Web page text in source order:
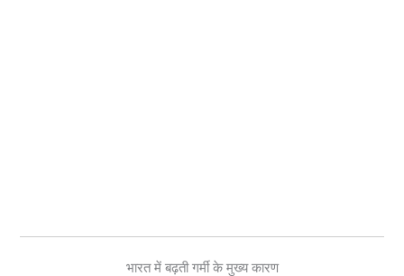
भारत में बढ़ती गर्मी के मुख्य कारण